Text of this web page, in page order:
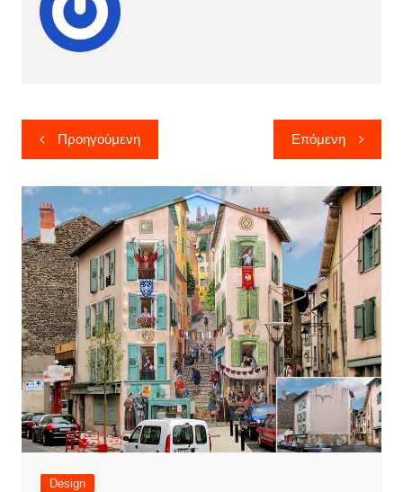
Πλοήγηση
άρθρων
Προηγούμενη Επόμενη
Design